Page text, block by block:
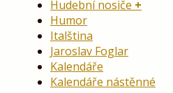
Hudební nosiče
Humor
Italština
Jaroslav Foglar
Kalendáře
Kalendáře nástěnné